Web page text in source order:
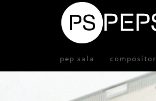
pep sala compositor